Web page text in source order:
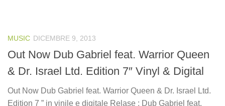
MUSIC DICEMBRE 9, 2013
Out Now Dub Gabriel feat. Warrior Queen
& Dr. Israel Ltd. Edition 7″ Vinyl & Digital
Out Now Dub Gabriel feat. Warrior Queen & Dr. Israel Ltd.
Edition 7 ” in vinile e digitale Relase : Dub Gabriel feat.